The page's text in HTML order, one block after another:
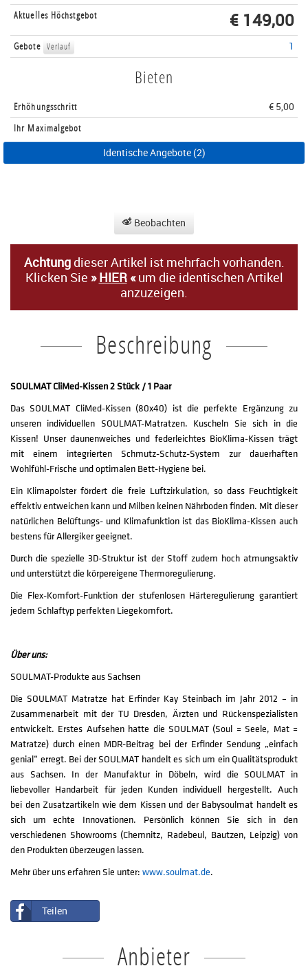
Aktuelles Höchstgebot
€ 149,00
Gebote Verlauf 1
Bieten
Erhöhungsschritt
€ 5,00
Ihr Maximalgebot
Identische Angebote (2)
Beobachten
Achtungdieser Artikel ist mehrfach vorhanden.
Klicken Sie »HIER«um die identischen Artikel
anzuzeigen.
Beschreibung
SOULMAT CliMed-Kissen 2 Stück / 1 Paar
Das SOULMAT CliMed-Kissen (80x40) ist die perfekte Ergänzung zu
unseren individuellen SOULMAT-Matratzen. Kuscheln Sie sich in die
Kissen! Unser daunenweiches und federleichtes BioKlima-Kissen trägt
mit einem integrierten Schmutz-Schutz-System zur dauerhaften
Wohlfühl-Frische und optimalen Bett-Hygiene bei.
Ein Klimapolster fördert die freie Luftzirkulation, so dass Feuchtigkeit
effektiv entweichen kann und Milben keinen Nährboden finden. Mit dieser
natürlichen Belüftungs- und Klimafunktion ist das BioKlima-Kissen auch
bestens für Allergiker geeignet.
Durch die spezielle 3D-Struktur ist der Stoff zudem hoch atmungsaktiv
und unterstützt die körpereigene Thermoregulierung.
Die Flex-Komfort-Funktion der stufenlosen Härteregulierung garantiert
jedem Schlaftyp perfekten Liegekomfort.
Über uns:
SOULMAT-Produkte aus Sachsen
Die SOULMAT Matratze hat Erfinder Kay Steinbach im Jahr 2012 – in
Zusammenarbeit mit der TU Dresden, Ärzten und Rückenspezialisten
entwickelt. Erstes Aufsehen hatte die SOULMAT (Soul = Seele, Mat =
Matratze) durch einen MDR-Beitrag bei der Erfinder Sendung „einfach
genial“ erregt. Bei der SOULMAT handelt es sich um ein Qualitätsprodukt
aus Sachsen. In der Manufaktur in Döbeln, wird die SOULMAT in
liebevoller Handarbeit für jeden Kunden individuell hergestellt. Auch
bei den Zusatzartikeln wie dem Kissen und der Babysoulmat handelt es
sich um echte Innovationen. Persönlich können Sie sich in den
verschiedenen Showrooms (Chemnitz, Radebeul, Bautzen, Leipzig) von
den Produkten überzeugen lassen.
Mehr über uns erfahren Sie unter: www.soulmat.de.
Teilen
Anbieter